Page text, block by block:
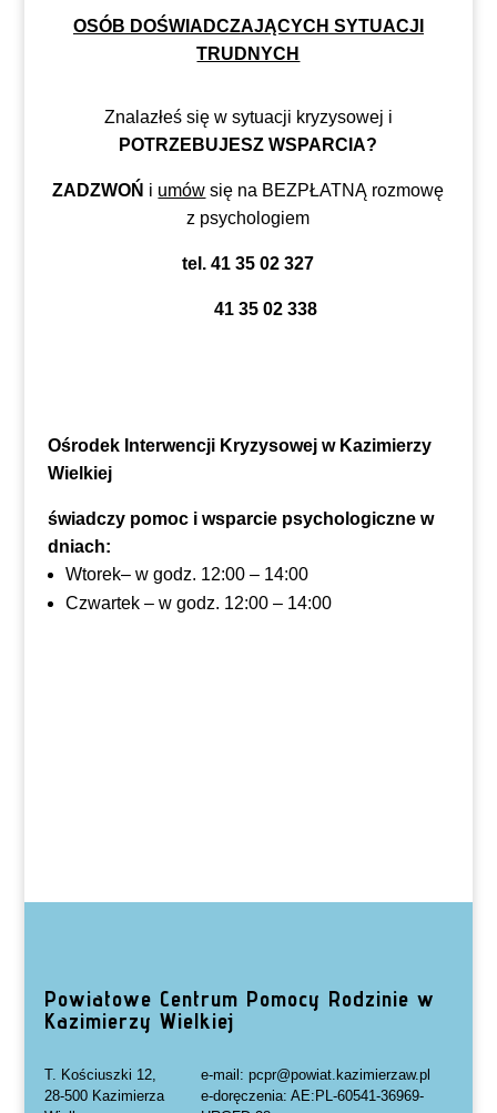
OSÓB DOŚWIADCZAJĄCYCH SYTUACJI
TRUDNYCH
Znalazłeś się w sytuacji kryzysowej i
POTRZEBUJESZ WSPARCIA?
ZADZWOŃ i umów się na BEZPŁATNĄ rozmowę
z psychologiem
tel. 41 35 02 327
41 35 02 338
Ośrodek Interwencji Kryzysowej w Kazimierzy
Wielkiej
świadczy pomoc i wsparcie psychologiczne w
dniach:
Wtorek– w godz. 12:00 – 14:00
Czwartek – w godz. 12:00 – 14:00
Powiatowe Centrum Pomocy Rodzinie w
Kazimierzy Wielkiej
T. Kościuszki 12,
28-500 Kazimierza
e-mail: pcpr@powiat.kazimierzaw.pl
e-doręczenia: AE:PL-60541-36969-